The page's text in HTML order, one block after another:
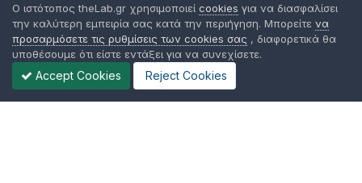
Ο ιστότοπος theLab.gr χρησιμοποιεί cookies για να διασφαλίσει
την καλύτερη εμπειρία σας κατά την περιήγηση. Μπορείτε να
προσαρμόσετε τις ρυθμίσεις των cookies σας , διαφορετικά θα
υποθέσουμε ότι είστε εντάξει για να συνεχίσετε.
Accept Cookies Reject Cookies